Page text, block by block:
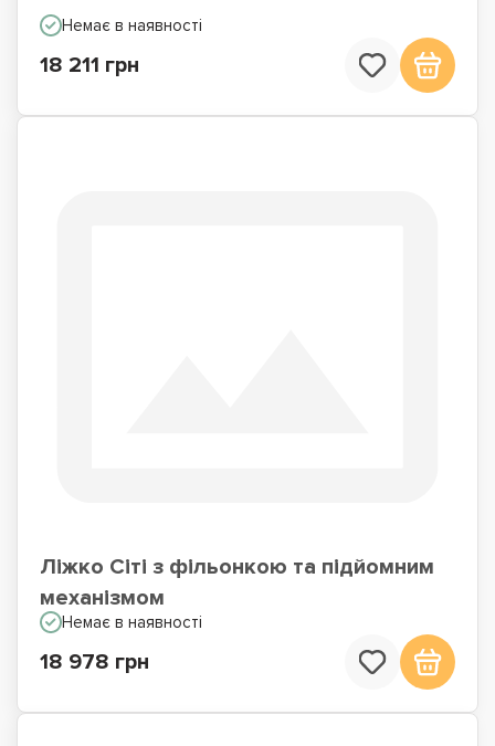
Немає в наявності
18 211 грн
Ліжко Сіті з фільонкою та підйомним
механізмом
Немає в наявності
18 978 грн